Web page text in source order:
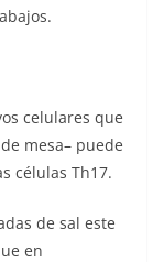
celulares que
mesa– puede
células Th17.
de sal este
en